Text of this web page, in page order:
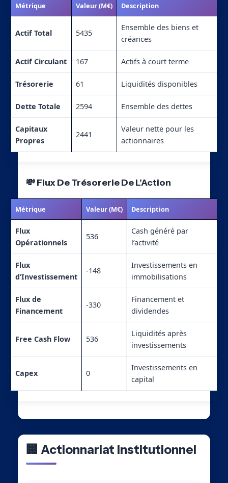
Métrique Valeur (M€) Description
Actif Total 5435
Ensemble des biens et
créances
Actif Circulant 167 Actifs à court terme
Trésorerie 61 Liquidités disponibles
Dette Totale 2594 Ensemble des dettes
Capitaux
Propres
2441
Valeur nette pour les
actionnaires
💸 Flux De Trésorerie De L’Action
Métrique Valeur (M€) Description
Flux
Opérationnels
536
Cash généré par
l’activité
Flux
d’Investissement
-148
Investissements en
immobilisations
Flux de
Financement
-330
Financement et
dividendes
Free Cash Flow 536
Liquidités après
investissements
Capex 0
Investissements en
capital
🏢 Actionnariat Institutionnel